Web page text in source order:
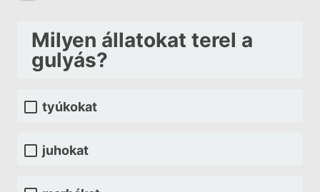
Milyen állatokat terel a
gulyás?
tyúkokat
juhokat